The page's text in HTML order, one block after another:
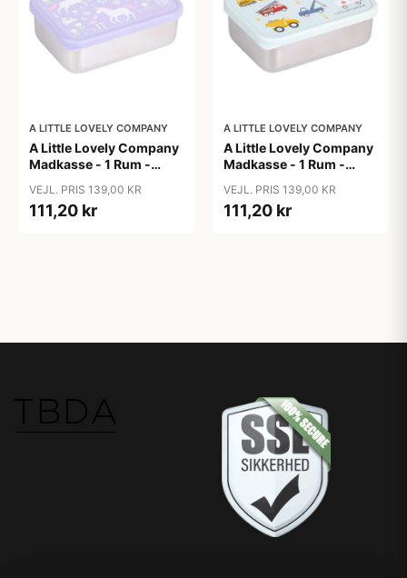
A LITTLE LOVELY COMPANY
A Little Lovely Company
Madkasse - 1 Rum -
Unicorn Dreams
VEJL. PRIS 139,00 KR
111,20 kr
A LITTLE LOVELY COMPANY
A Little Lovely Company
Madkasse - 1 Rum -
Vehicles
VEJL. PRIS 139,00 KR
111,20 kr